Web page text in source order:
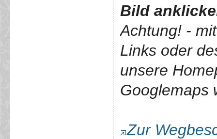
Bild
Achtung! -
Links oder
unsere
Googlemaps
Zur